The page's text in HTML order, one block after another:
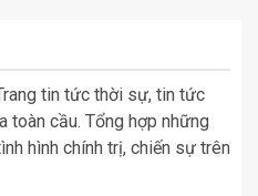
tin tức thời sự, tin tức
toàn cầu. Tổng hợp những
hình chính trị, chiến sự trên